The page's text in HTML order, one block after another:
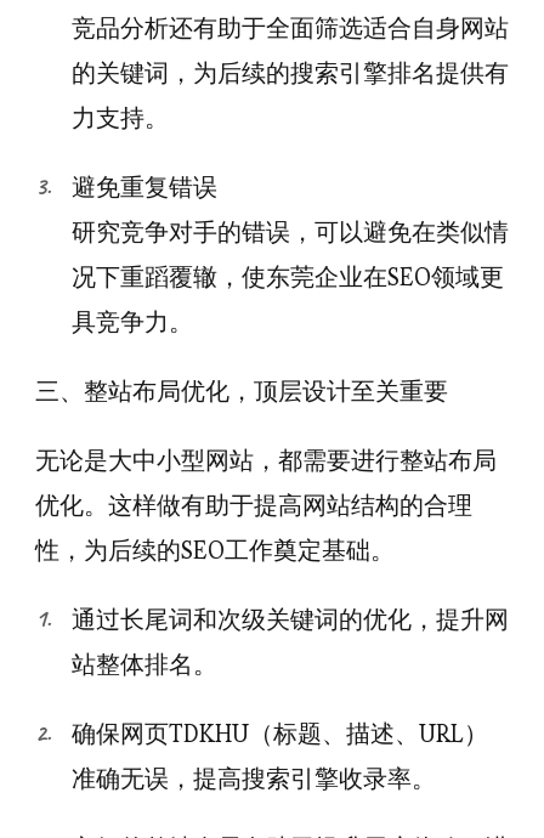
竞品分析还有助于全面筛选适合自身网站
的关键词，为后续的搜索引擎排名提供有
力支持。
避免重复错误
研究竞争对手的错误，可以避免在类似情
况下重蹈覆辙，使东莞企业在SEO领域更
具竞争力。
三、整站布局优化，顶层设计至关重要
无论是大中小型网站，都需要进行整站布局
优化。这样做有助于提高网站结构的合理
性，为后续的SEO工作奠定基础。
通过长尾词和次级关键词的优化，提升网
站整体排名。
确保网页TDKHU（标题、描述、URL）
准确无误，提高搜索引擎收录率。